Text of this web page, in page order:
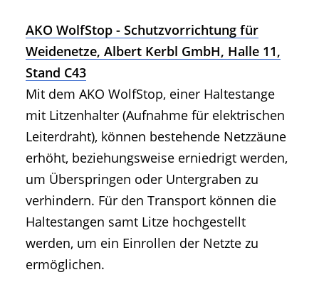
AKO WolfStop - Schutzvorrichtung für
Weidenetze, Albert Kerbl GmbH, Halle 11,
Stand C43
Mit dem AKO WolfStop, einer Haltestange
mit Litzenhalter (Aufnahme für elektrischen
Leiterdraht), können bestehende Netzzäune
erhöht, beziehungsweise erniedrigt werden,
um Überspringen oder Untergraben zu
verhindern. Für den Transport können die
Haltestangen samt Litze hochgestellt
werden, um ein Einrollen der Netzte zu
ermöglichen.